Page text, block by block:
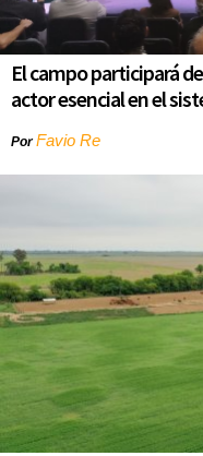
El campo participará
actor esencial en el
PorFavio Re